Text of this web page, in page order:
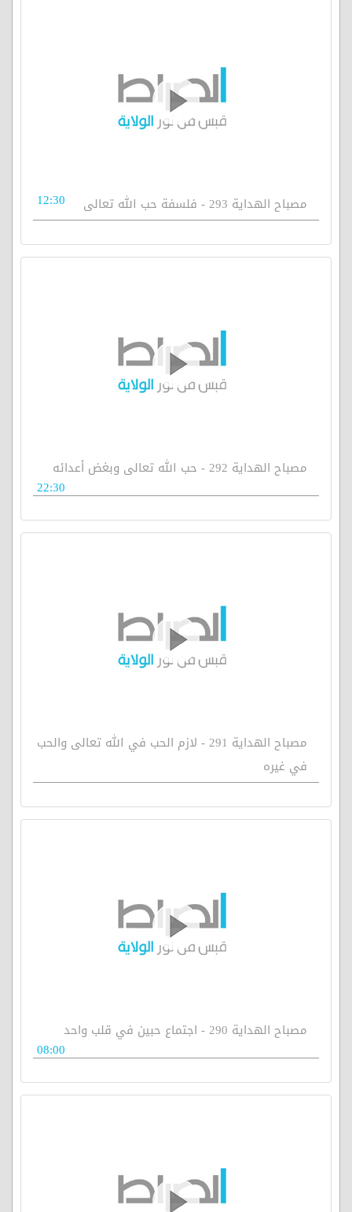
مصباح الهداية 293 - فلسفة حب الله تعالى 12:30
مصباح الهداية 292 - حب الله تعالى وبغض أعدائه
22:30
مصباح الهداية 291 - لازم الحب في الله تعالى والحب
في غيره
مصباح الهداية 290 - اجتماع حبين في قلب واحد
08:00